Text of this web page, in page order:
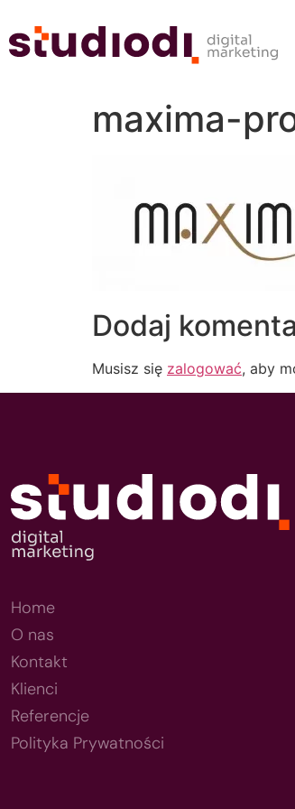
maxima-
Dodaj
Musisz się zalogować, aby
Home
O nas
Kontakt
Klienci
Referencje
Polityka Prywatności